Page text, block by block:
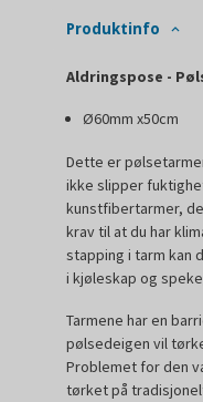
Produktinfo
Aldringspose -
Ø60mm x50cm
Dette er
ikke slipper
kunstfibertarmer,
krav til at du har
stapping i tarm kan
i kjøleskap og
Tarmene har en
pølsedeigen vil
Problemet for den
tørket på